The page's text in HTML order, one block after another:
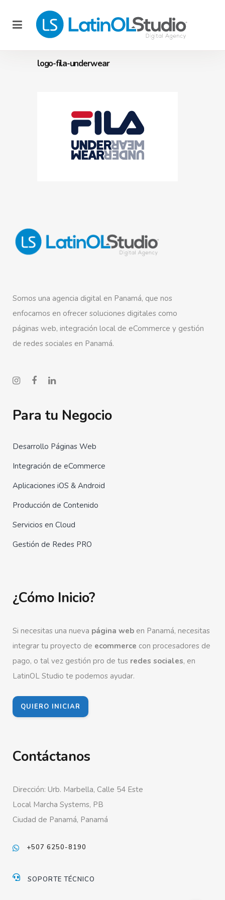
logo-fila-underwear
Somos una agencia digital en Panamá, que nos
enfocamos en ofrecer soluciones digitales como
páginas web, integración local de eCommerce y gestión
de redes sociales en Panamá.
Para tu Negocio
Desarrollo Páginas Web
Integración de eCommerce
Aplicaciones iOS & Android
Producción de Contenido
Servicios en Cloud
Gestión de Redes PRO
¿Cómo Inicio?
Si necesitas una nueva página web en Panamá, necesitas
integrar tu proyecto de ecommerce con procesadores de
pago, o tal vez gestión pro de tus redes sociales, en
LatinOL Studio te podemos ayudar.
QUIERO INICIAR
Contáctanos
Dirección: Urb. Marbella, Calle 54 Este
Local Marcha Systems, PB
Ciudad de Panamá, Panamá
+507 6250-8190
SOPORTE TÉCNICO